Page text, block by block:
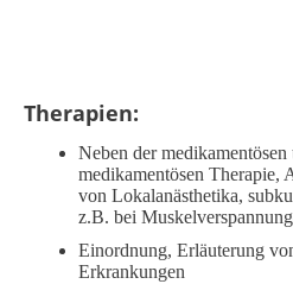
Therapien:
Neben der
medikamentösen Therapie,
von Lokalanästhetika,
z.B. bei
Einordnung, Erläuterung
Erkrankungen